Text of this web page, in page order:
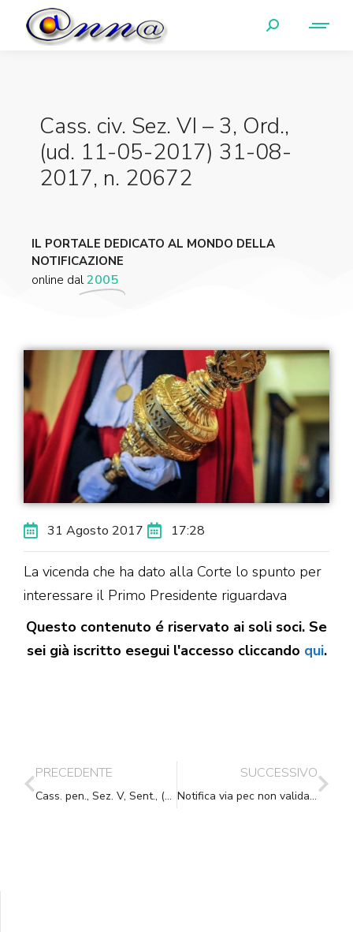
Cass. civ. Sez. VI – 3, Ord.,
(ud. 11-05-2017) 31-08-
2017, n. 20672
IL PORTALE DEDICATO AL MONDO DELLA
NOTIFICAZIONE
online dal2005
31 Agosto 2017 17:28
La vicenda che ha dato alla Corte lo spunto per
interessare il Primo Presidente riguardava
Questo contenuto é riservato ai soli soci. Se
sei già iscritto esegui l'accesso cliccando qui.
PRECEDENTE
Cass. pen., Sez. V, Sent., (data ud. 29/05/2017) 31/08/2017, n. 39768
SUCCESSIVO
Notifica via pec non valida se non contiene file con estensione .p7m